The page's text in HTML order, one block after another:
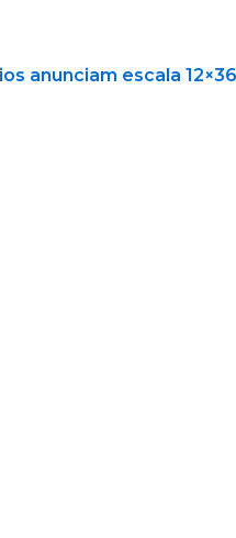
anunciam escala